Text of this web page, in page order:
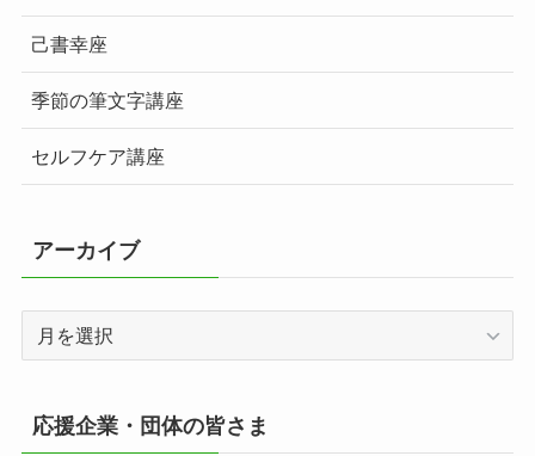
己書幸座
季節の筆文字講座
セルフケア講座
アーカイブ
イ
ブ
応援企業・団体の皆さま